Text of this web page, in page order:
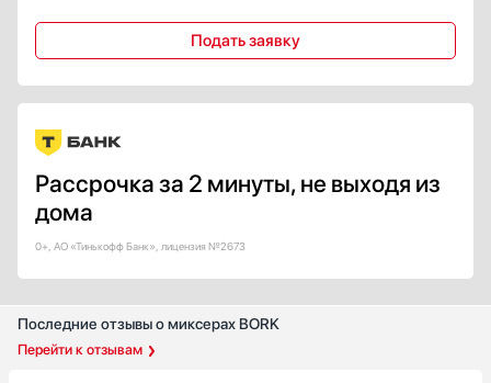
Подать заявку
Рассрочка за 2 минуты, не выходя из
дома
0+, АО «Тинькофф Банк», лицензия №2673
Последние отзывы о миксерах BORK
Перейти к отзывам